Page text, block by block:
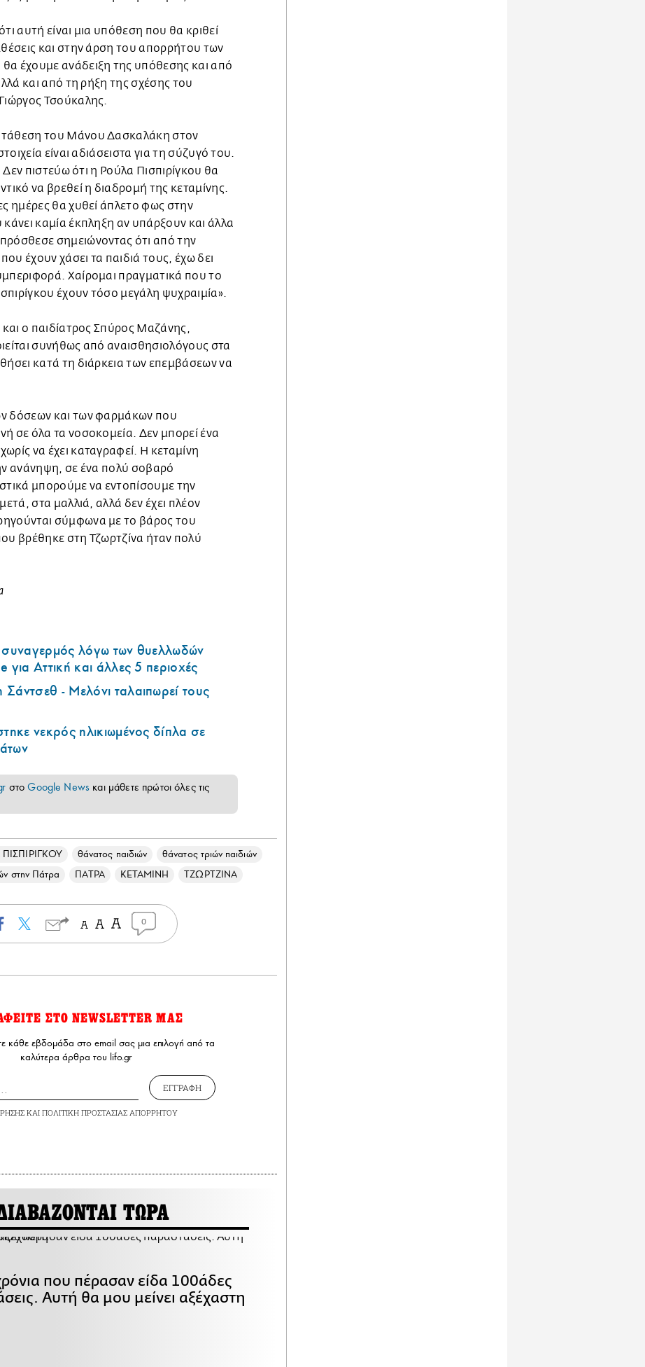
αυτή είναι μια υπόθεση που θα κριθεί
και στην άρση του απορρήτου των
έχουμε ανάδειξη της υπόθεσης και από
και από τη ρήξη της σχέσης του
Τσούκαλης.
του Μάνου Δασκαλάκη στον
είναι αδιάσειστα για τη σύζυγό του.
Δεν πιστεύω ότι η Ρούλα Πισπιρίγκου θα
να βρεθεί η διαδρομή της κεταμίνης.
ημέρες θα χυθεί άπλετο φως στην
καμία έκπληξη αν υπάρξουν και άλλα
σημειώνοντας ότι από την
έχουν χάσει τα παιδιά τους, έχω δει
Χαίρομαι πραγματικά που το
έχουν τόσο μεγάλη ψυχραιμία».
και ο παιδίατρος Σπύρος Μαζάνης,
συνήθως από αναισθησιολόγους στα
κατά τη διάρκεια των επεμβάσεων να
δόσεων και των φαρμάκων που
σε όλα τα νοσοκομεία. Δεν μπορεί ένα
να έχει καταγραφεί. Η κεταμίνη
ανάνηψη, σε ένα πολύ σοβαρό
μπορούμε να εντοπίσουμε την
στα μαλλιά, αλλά δεν έχει πλέον
σύμφωνα με το βάρος του
βρέθηκε στη Τζωρτζίνα ήταν πολύ
συναγερμός λόγω των θυελλωδών
Αττική και άλλες 5 περιοχές
- Μελόνι ταλαιπωρεί τους
νεκρός ηλικιωμένος δίπλα σε
στοGoogle News και μάθετε πρώτοι όλες τις
θάνατος παιδιών
θάνατος τριών παιδιών
στην Πάτρα
ΠΑΤΡΑ ΚΕΤΑΜΙΝΗ ΤΖΩΡΤΖΙΝΑ
0
ΣΤΟ NEWSLETTER ΜΑΣ
κάθε εβδομάδα στο email σας μια επιλογή από τα
καλύτερα άρθρα του lifo.gr
ΕΓΓΡΑΦΗ
ΚΑΙ ΠΟΛΙΤΙΚΗ ΠΡΟΣΤΑΣΙΑΣ ΑΠΟΡΡΗΤΟΥ
ΤΩΡΑ
που πέρασαν είδα 100άδες
Αυτή θα μου μείνει αξέχαστη